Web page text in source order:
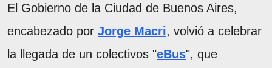
El Gobierno de la Ciudad de Buenos Aires,
encabezado por Jorge Macri, volvió a celebrar
la llegada de un colectivos "eBus", que